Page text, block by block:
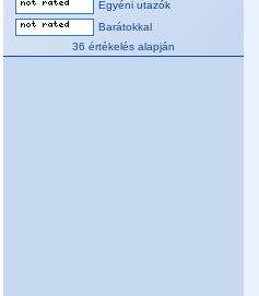
Egyéni utazók
Barátokkal
36 értékelés alapján